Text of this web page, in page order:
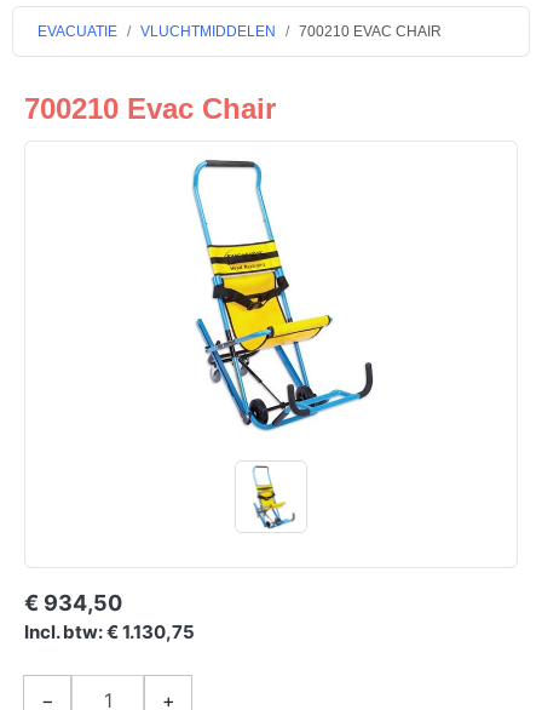
EVACUATIE VLUCHTMIDDELEN 700210 EVAC CHAIR
700210 Evac Chair
€ 934,50
Incl. btw: € 1.130,75
− +